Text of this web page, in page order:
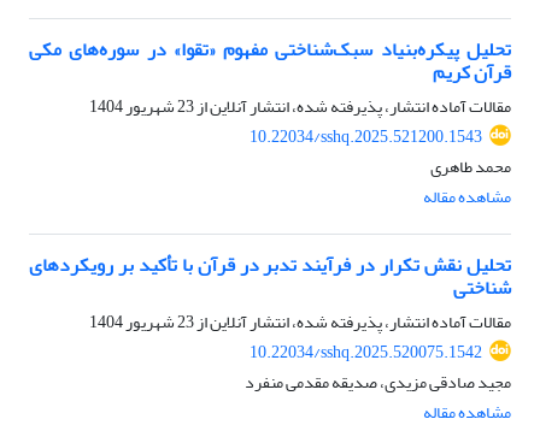
تحلیل پیکره‌بنیاد سبک‌شناختی مفهوم «تقوا» در سوره‌های مکی
قرآن کریم
مقالات آماده انتشار، پذیرفته شده، انتشار آنلاین از23 شهریور 1404
10.22034/sshq.2025.521200.1543
محمد طاهری
مشاهده مقاله
تحلیل نقش تکرار در فرآیند تدبر در قرآن با تأکید بر رویکردهای
شناختی
مقالات آماده انتشار، پذیرفته شده، انتشار آنلاین از23 شهریور 1404
10.22034/sshq.2025.520075.1542
مجید صادقی مزیدی، صدیقه مقدمی منفرد
مشاهده مقاله